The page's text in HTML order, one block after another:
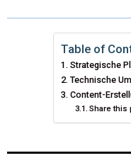
W
E
E
B
O
O
K
Table of
Strategische
Technische
Content-
Share this